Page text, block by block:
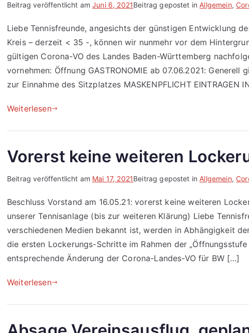
Beitrag veröffentlicht amJuni 6, 2021Beitrag gepostet inAllgemein,
Liebe Tennisfreunde, angesichts der günstigen Entwicklung
Kreis – derzeit < 35 -, können wir nunmehr vor dem
gültigen Corona-VO des Landes Baden-Württemberg
vornehmen: Öffnung GASTRONOMIE ab 07.06.2021: Generell
zur Einnahme des Sitzplatzes MASKENPFLICHT EINTRAGEN
Weiterlesen
Vorerst keine weiteren
Beitrag veröffentlicht am Mai 17, 2021Beitrag gepostet inAllgemein,
Beschluss Vorstand am 16.05.21: vorerst keine weiteren
unserer Tennisanlage (bis zur weiteren Klärung) Liebe
verschiedenen Medien bekannt ist, werden in Abhängigkeit
die ersten Lockerungs-Schritte im Rahmen der
entsprechende Änderung der Corona-Landes-VO für BW […]
Weiterlesen